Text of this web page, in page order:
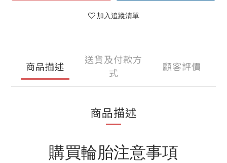
加入追蹤清單
商品描述
送貨及付款方
式
顧客評價
商品描述
購買輪胎注意事項